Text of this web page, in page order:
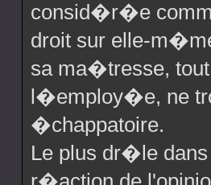
consid�r�e
droit sur elle-
sa ma�tresse,
l�employ�e, ne
�chappatoire.
Le plus dr�le